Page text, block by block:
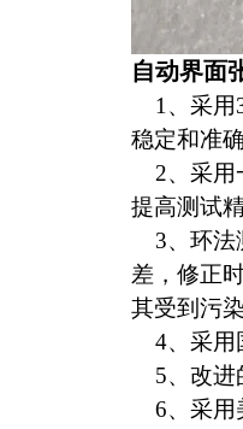
自动界面
1、 采用
稳定和准
2、采用
提高测试
3、 环法
差，修正
其受到污
4、 采用
5、改进
6、 采用